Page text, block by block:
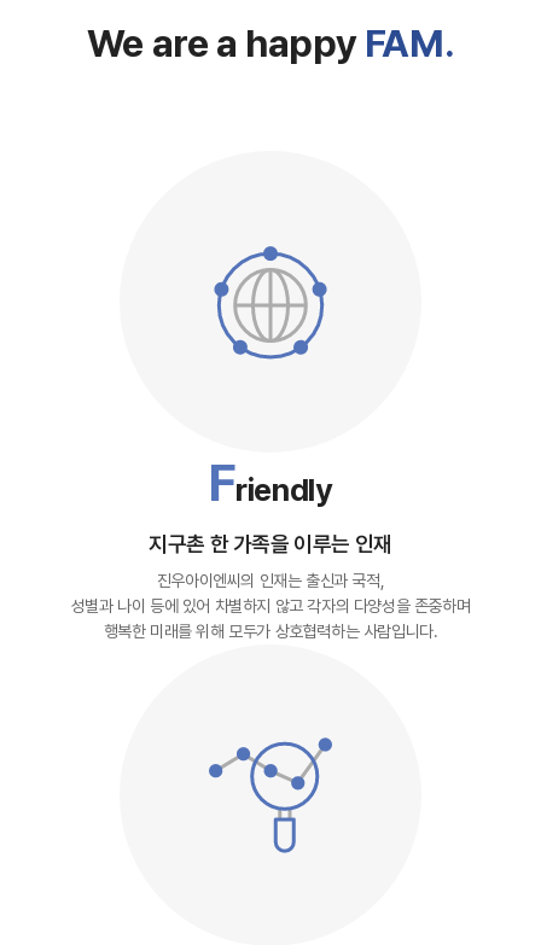
We are a happy FAM.
Friendly
지구촌 한 가족을 이루는 인재
진우아이엔씨의 인재는 출신과 국적,
성별과 나이 등에 있어 차별하지 않고 각자의 다양성을 존중하며
행복한 미래를 위해 모두가 상호협력하는 사람입니다.